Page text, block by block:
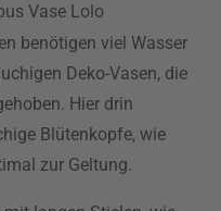
Vase Lolo
benötigen viel Wasser
Deko-Vasen, die
Hier drin
Blütenkopfe, wie
zur Geltung.